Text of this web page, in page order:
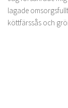
lagade
köttfärssås och